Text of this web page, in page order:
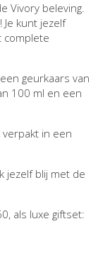
Vivory beleving.
kunt jezelf
complete
geurkaars van
100 ml en een
in een
jezelf blij met de
als luxe giftset: